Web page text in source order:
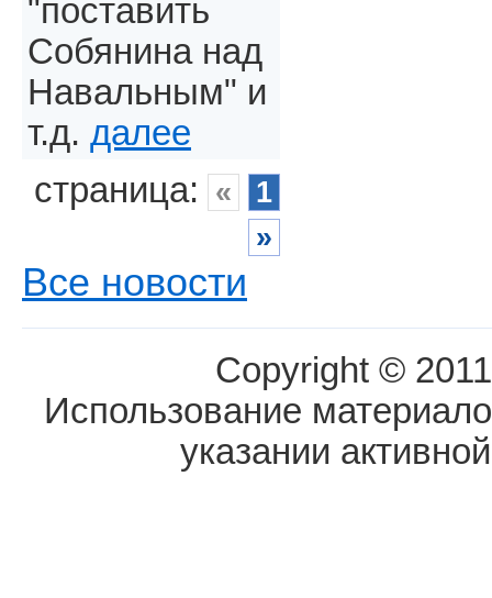
"поставить
Собянина над
Навальным" и
т.д. далее
страница: «
1
»
Все новости
Copyright ©
Использование
указании